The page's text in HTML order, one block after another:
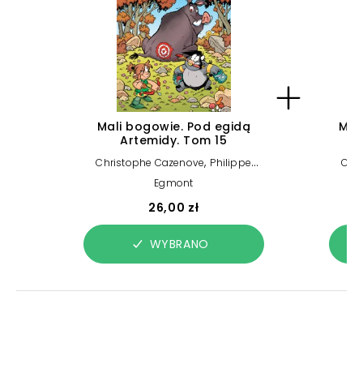
Mali bogowie. Pod egidą
Artemidy. Tom 15
Christophe Cazenove, Philippe
Larbier
Egmont
26,00 zł
WYBRANO